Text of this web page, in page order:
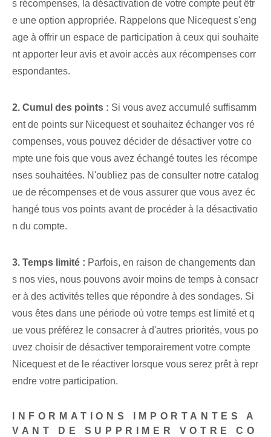
s récompenses, la désactivation de votre compte peut êtr
e une option appropriée. Rappelons que Nicequest s'eng
age à offrir un espace de participation à ceux qui souhaite
nt apporter leur avis et avoir accès aux récompenses corr
espondantes.
2. Cumul des points : Si vous avez accumulé suffisamm
ent de points sur Nicequest et souhaitez échanger vos ré
compenses, vous pouvez décider de désactiver votre co
mpte une fois que vous avez échangé toutes les récompe
nses souhaitées. N'oubliez pas de consulter notre catalog
ue de récompenses et de vous assurer que vous avez éc
hangé‌ tous vos‌ points avant de procéder à la désactivatio
n du compte.
3. Temps limité : Parfois, en raison de changements dan
s nos vies, nous pouvons avoir moins de temps à consacr
er à des activités telles que répondre à des sondages. Si
vous êtes dans une période où votre temps est limité et q
ue vous préférez le consacrer à d'autres priorités, vous po
uvez choisir de désactiver temporairement votre compte
Nicequest et de le réactiver lorsque vous serez prêt à repr
endre votre participation.
INFORMATIONS IMPORTANTES A
VANT DE SUPPRIMER VOTRE CO